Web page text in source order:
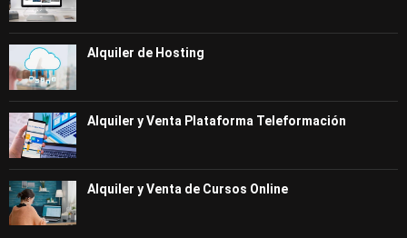
Alquiler de Hosting
Alquiler y Venta Plataforma Teleformación
Alquiler y Venta de Cursos Online